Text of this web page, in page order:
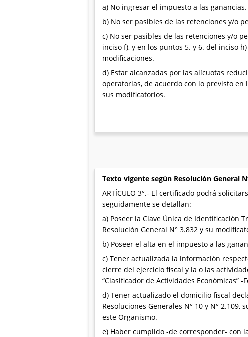
a) No ingresar el impuesto a las ganancias.
b) No ser pasibles de las retenciones y/o
c) No ser pasibles de las retenciones y/o
inciso f), y en los puntos 5. y 6. del inciso
modificaciones.
d) Estar alcanzadas por las alícuotas
operatorias, de acuerdo con lo previsto en
sus modificatorios.
Texto vigente según Resolución General
ARTÍCULO 3°.- El certificado podrá
seguidamente se detallan:
a) Poseer la Clave Única de Identificación
Resolución General N° 3.832 y su
b) Poseer el alta en el impuesto a las
c) Tener actualizada la información
cierre del ejercicio fiscal y la o las
“Clasificador de Actividades Económicas”
d) Tener actualizado el domicilio fiscal
Resoluciones Generales N° 10 y N°
este Organismo.
e) Haber cumplido -de corresponder- con